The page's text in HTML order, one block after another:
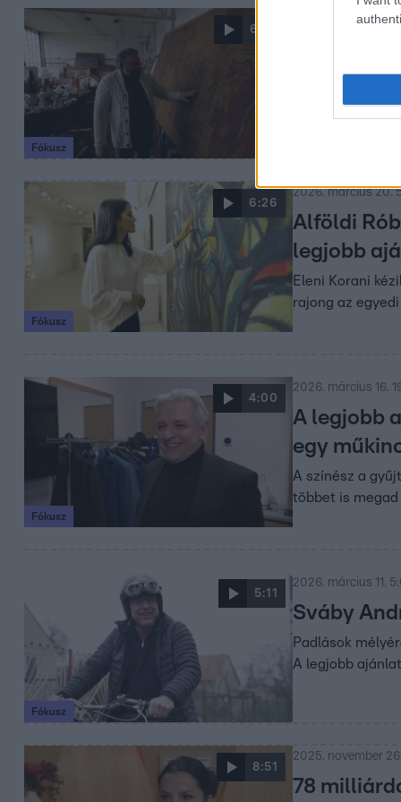
6:22
Fókusz
2026. március 21.
A legjobb
testvére
Március 23-án
6:26
Fókusz
2026. március 20.
Alföldi
legjobb
Eleni Korani
rajong az
4:00
Fókusz
2026. március 16.
A legjobb
egy
A színész a
többet is
5:11
Fókusz
2026. március 11.
Sváby
Padlások
A legjobb
8:51
2025. november
78